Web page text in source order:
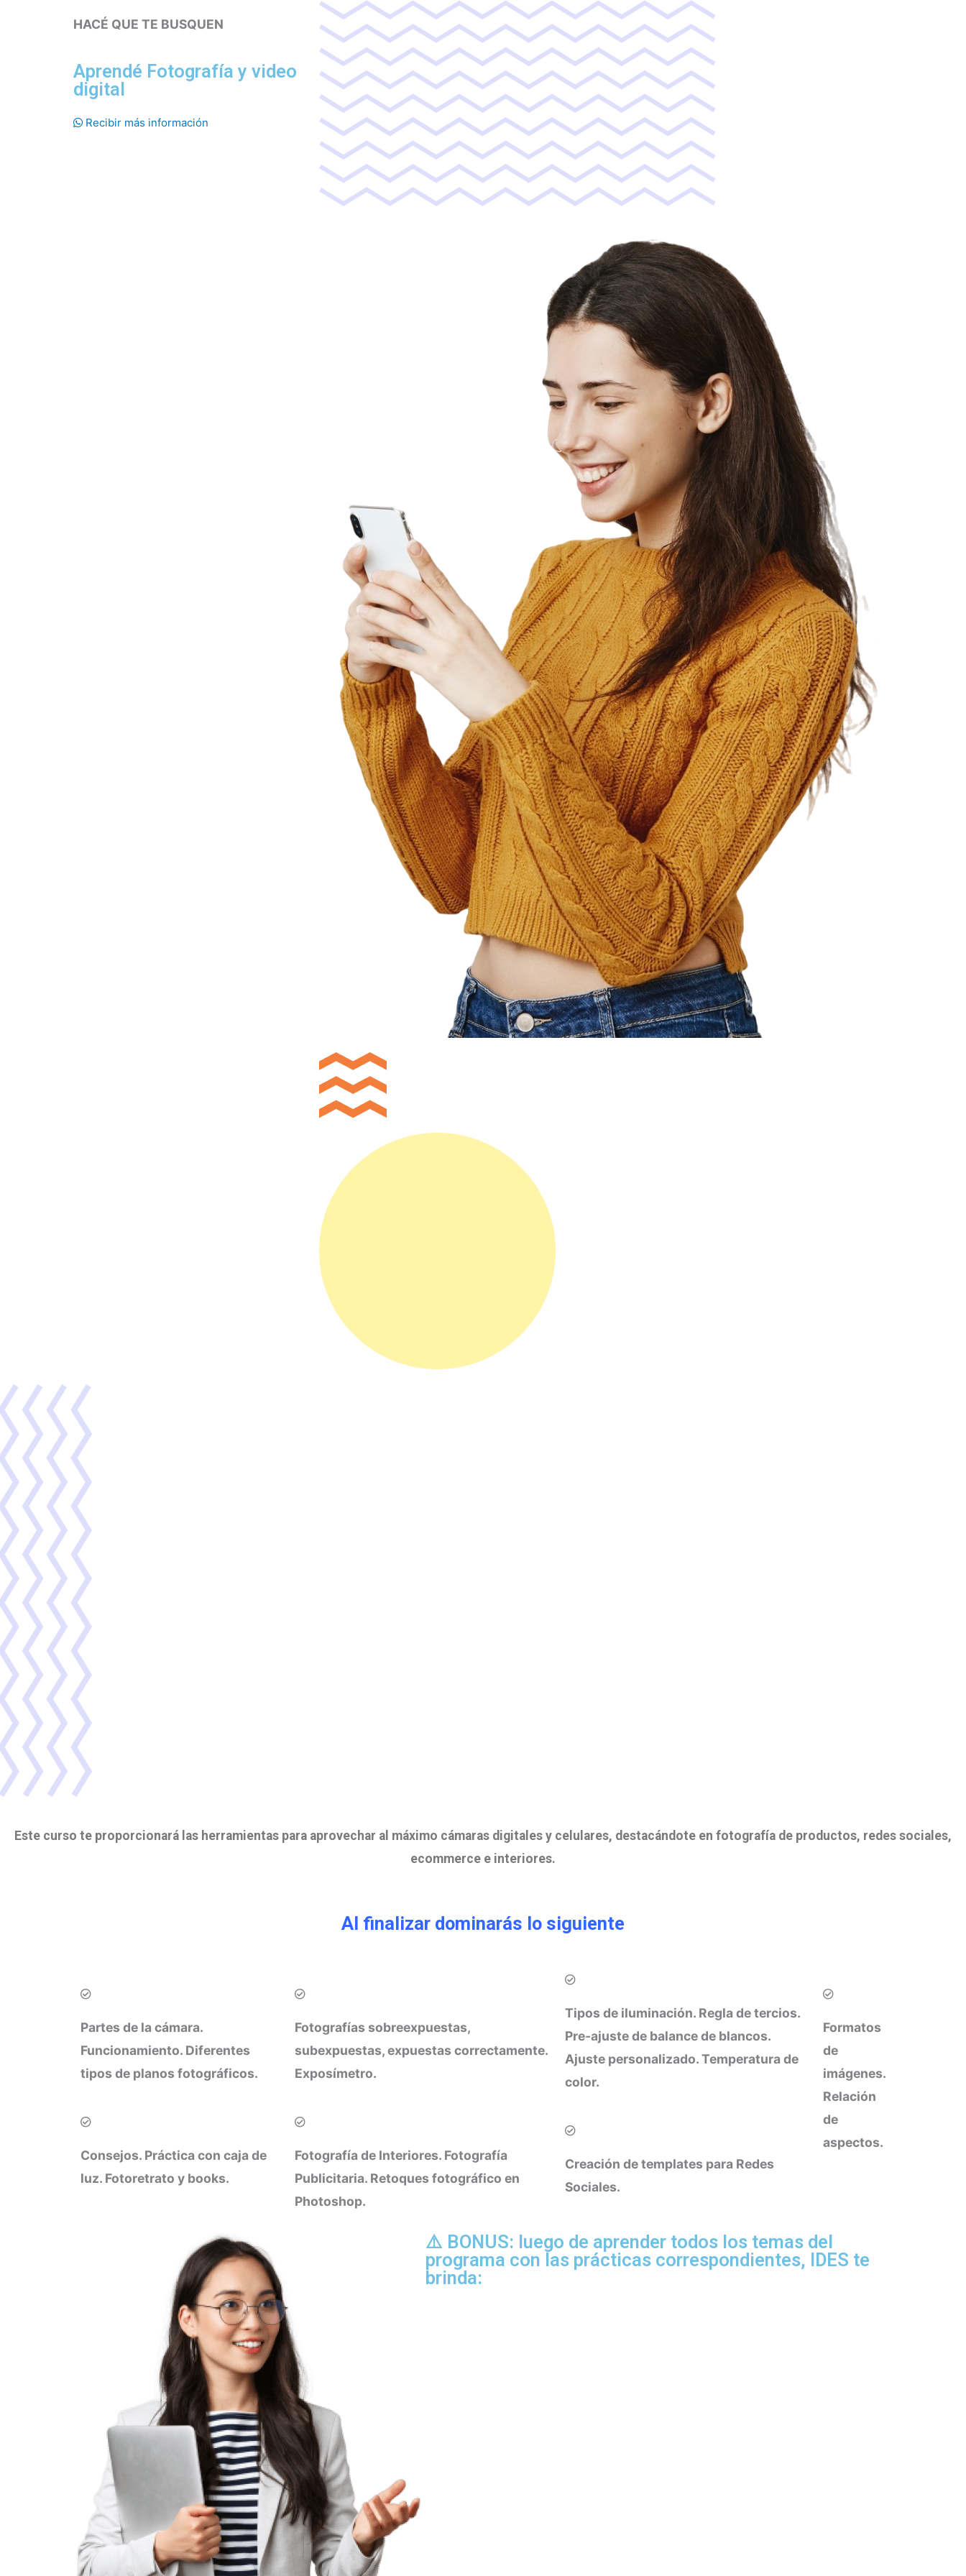
HACÉ QUE TE BUSQUEN
Aprendé Fotografía y video
digital
Recibir más información
Este curso te proporcionará las herramientas para aprovechar al máximo cámaras digitales y celulares, destacándote en fotografía de productos, redes sociales,
ecommerce e interiores.
Al finalizar dominarás lo siguiente
Partes de la cámara.
Funcionamiento. Diferentes
tipos de planos fotográficos.
Consejos. Práctica con caja de
luz. Fotoretrato y books.
Fotografías sobreexpuestas,
subexpuestas, expuestas correctamente.
Exposímetro.
Fotografía de Interiores. Fotografía
Publicitaria. Retoques fotográfico en
Photoshop.
Tipos de iluminación. Regla de tercios.
Pre-ajuste de balance de blancos.
Ajuste personalizado. Temperatura de
color.
Creación de templates para Redes
Sociales.
Formatos
de
imágenes.
Relación
de
aspectos.
⚠️ BONUS: luego de aprender todos los temas del
programa con las prácticas correspondientes, IDES te
brinda: